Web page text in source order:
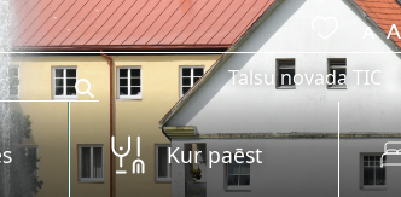
Talsu novada TIC
Kur paēst